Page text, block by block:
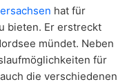
hat für
bieten. Er erstreckt
mündet. Neben
für
die verschiedenen